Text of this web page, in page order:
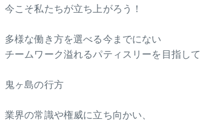
今こそ私たちが立ち上がろう！
多様な働き方を選べる今までにない
チームワーク溢れるパティスリーを目指して
鬼ヶ島の行方
業界の常識や権威に立ち向かい、